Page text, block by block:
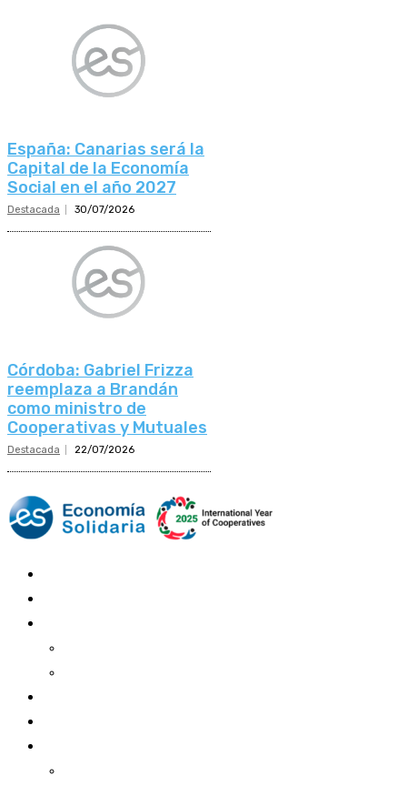
España: Canarias será la
Capital de la Economía
Social en el año 2027
Destacada 30/07/2026
Córdoba: Gabriel Frizza
reemplaza a Brandán
como ministro de
Cooperativas y Mutuales
Destacada 22/07/2026